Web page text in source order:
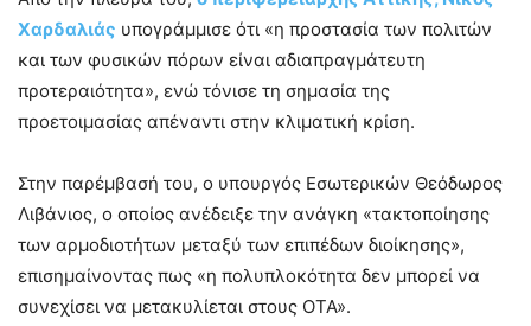
Χαρδαλιάς υπογράμμισε ότι «η προστασία των πολιτών
και των φυσικών πόρων είναι αδιαπραγμάτευτη
προτεραιότητα», ενώ τόνισε τη σημασία της
προετοιμασίας απέναντι στην κλιματική κρίση.
Στην παρέμβασή του, ο υπουργός Εσωτερικών Θεόδωρος
Λιβάνιος, ο οποίος ανέδειξε την ανάγκη «τακτοποίησης
των αρμοδιοτήτων μεταξύ των επιπέδων διοίκησης»,
επισημαίνοντας πως «η πολυπλοκότητα δεν μπορεί να
συνεχίσει να μετακυλίεται στους ΟΤΑ».